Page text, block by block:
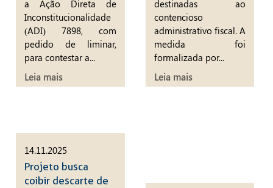
a Ação Direta de
Inconstitucionalidade
(ADI) 7898, com
pedido de liminar,
para contestar a...
Leia mais
destinadas ao
contencioso
administrativo fiscal. A
medida foi
formalizada por...
Leia mais
14.11.2025
Projeto busca
coibir descarte de